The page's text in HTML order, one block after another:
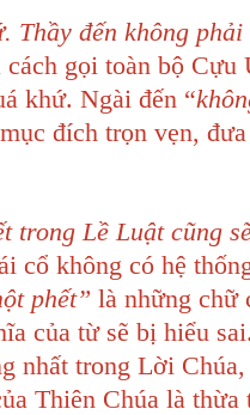
Thầy đến không phải
gọi toàn bộ Cựu
khứ. Ngài đến “
đích trọn vẹn,
trong Lề Luật cũng
cổ không có hệ
phết” là những chữ
của từ sẽ bị hiểu
nhất trong Lời Chúa,
Thiên Chúa là thừa